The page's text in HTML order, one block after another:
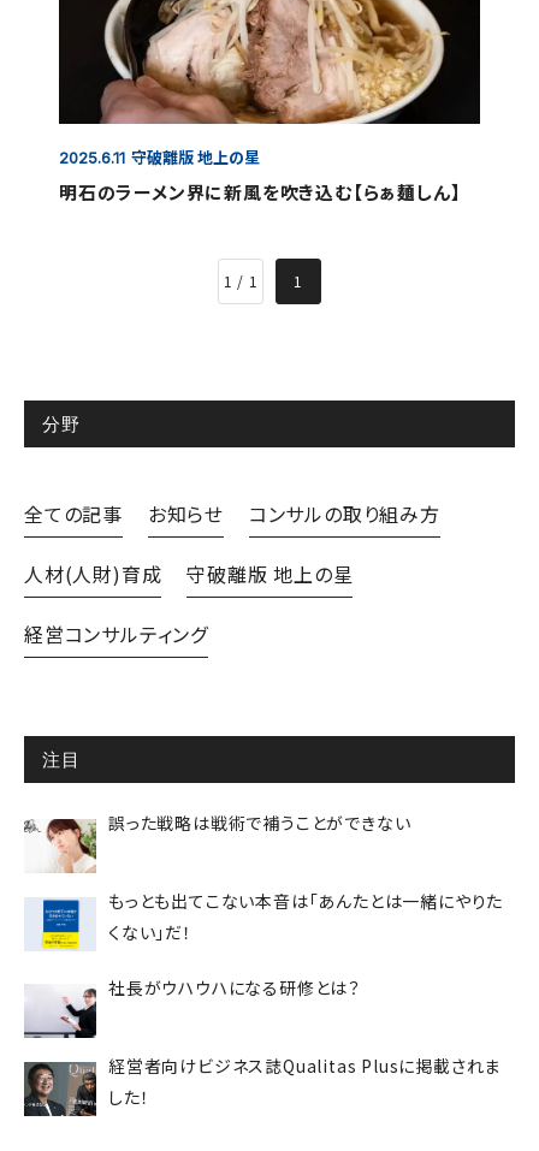
2025.6.11 守破離版 地上の星
明石のラーメン界に新風を吹き込む【らぁ麺しん】
1 / 1 1
分野
全ての記事 お知らせ コンサルの取り組み方
人材(人財)育成 守破離版 地上の星
経営コンサルティング
注目
誤った戦略は戦術で補うことができない
もっとも出てこない本音は「あんたとは一緒にやりた
くない」だ！
社長がウハウハになる研修とは？
経営者向けビジネス誌Qualitas Plusに掲載されま
した！